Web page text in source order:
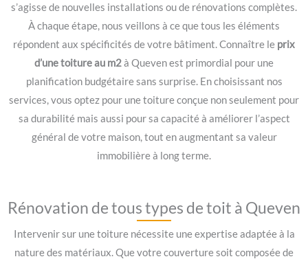
s’agisse de nouvelles installations ou de rénovations complètes.
À chaque étape, nous veillons à ce que tous les éléments
répondent aux spécificités de votre bâtiment. Connaître le prix
d’une toiture au m2à Queven est primordial pour une
planification budgétaire sans surprise. En choisissant nos
services, vous optez pour une toiture conçue non seulement pour
sa durabilité mais aussi pour sa capacité à améliorer l’aspect
général de votre maison, tout en augmentant sa valeur
immobilière à long terme.
Rénovation de tous types de toit à Queven
Intervenir sur une toiture nécessite une expertise adaptée à la
nature des matériaux. Que votre couverture soit composée de